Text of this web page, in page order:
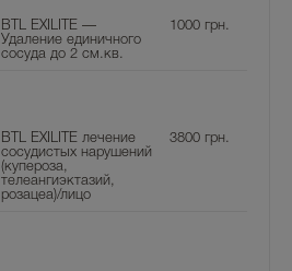
BTL EXILITE —
Удаление единичного
сосуда до 2 см.кв.
1000 грн.
BTL EXILITE лечение
сосудистых нарушений
(купероза,
телеангиэктазий,
розацеа)/лицо
3800 грн.